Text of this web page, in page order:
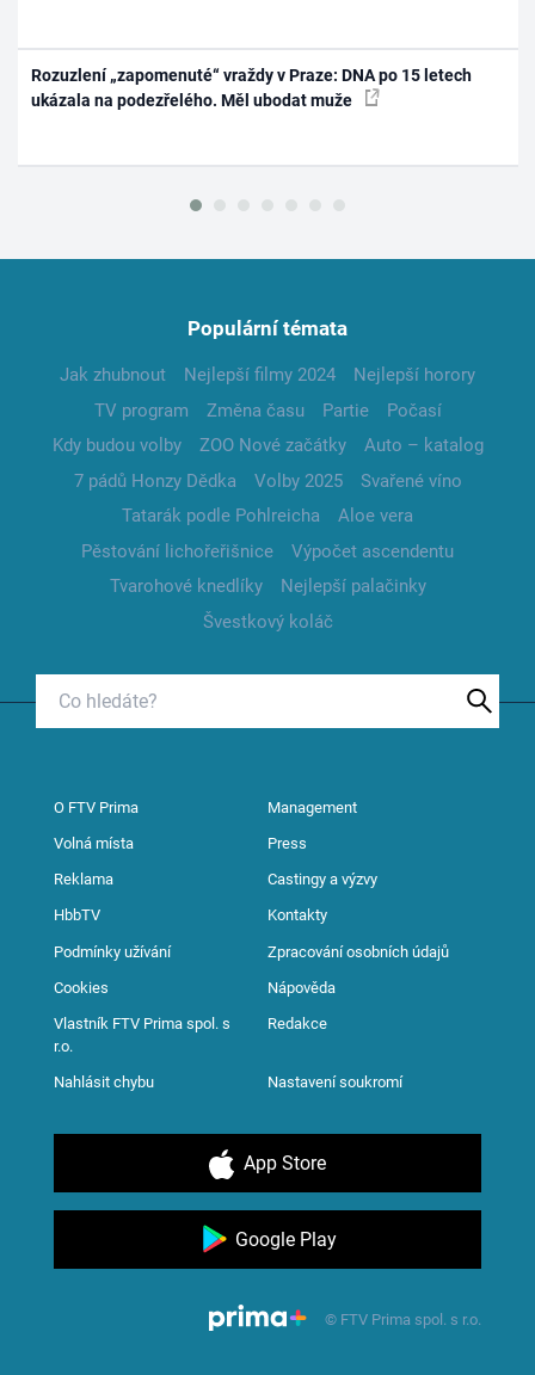
Rozuzlení „zapomenuté“ vraždy v Praze: DNA po 15 letech
ukázala na podezřelého. Měl ubodat muže
Populární témata
Jak zhubnout Nejlepší filmy 2024
Nejlepší horory
TV program
Změna času Partie
Počasí
Kdy budou volby
ZOO Nové začátky
Auto – katalog
7 pádů Honzy Dědka
Volby 2025
Svařené víno
Tatarák podle Pohlreicha
Aloe vera
Pěstování lichořeřišnice
Výpočet ascendentu
Tvarohové knedlíky
Nejlepší palačinky
Švestkový koláč
O FTV Prima Management
Volná místa Press
Reklama Castingy a výzvy
HbbTV Kontakty
Podmínky užívání Zpracování osobních údajů
Cookies Nápověda
Vlastník FTV Prima spol. s
r.o.
Redakce
Nahlásit chybu Nastavení soukromí
App Store
Google Play
© FTV Prima spol. s r.o.